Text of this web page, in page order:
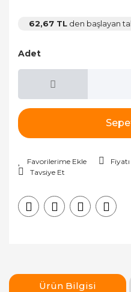
62,67 TL den başlayan
Adet
Tavsiye Et
Ürün Bilgisi